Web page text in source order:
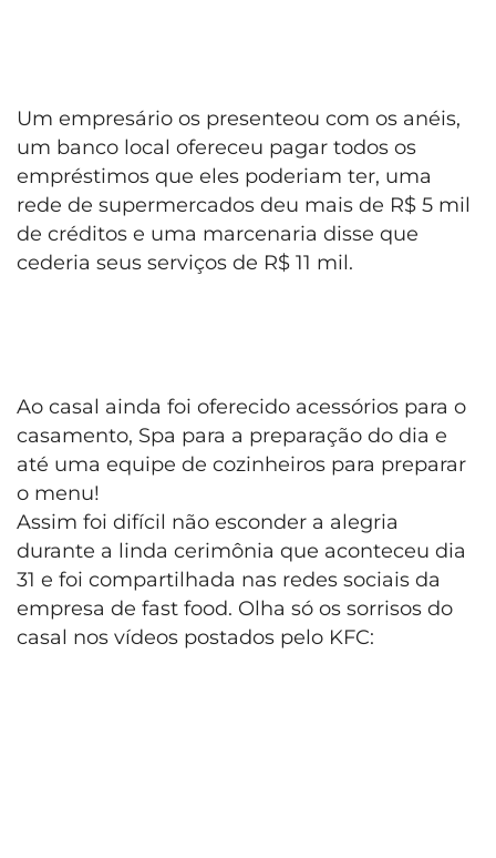
Um empresário os presenteou com os anéis,
um banco local ofereceu pagar todos os
empréstimos que eles poderiam ter, uma
rede de supermercados deu mais de R$ 5 mil
de créditos e uma marcenaria disse que
cederia seus serviços de R$ 11 mil.
Ao casal ainda foi oferecido acessórios para o
casamento, Spa para a preparação do dia e
até uma equipe de cozinheiros para preparar
o menu!
Assim foi difícil não esconder a alegria
durante a linda cerimônia que aconteceu dia
31 e foi compartilhada nas redes sociais da
empresa de fast food. Olha só os sorrisos do
casal nos vídeos postados pelo KFC: